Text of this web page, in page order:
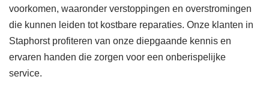
voorkomen, waaronder verstoppingen en overstromingen
die kunnen leiden tot kostbare reparaties. Onze klanten in
Staphorst profiteren van onze diepgaande kennis en
ervaren handen die zorgen voor een onberispelijke
service.